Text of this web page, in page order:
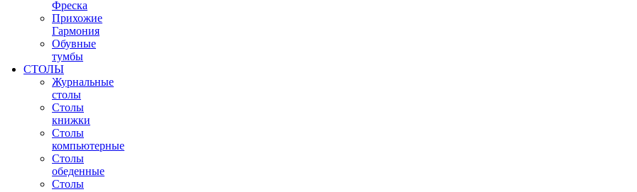
Фреска
Прихожие
Гармония
Обувные
тумбы
СТОЛЫ
Журнальные
столы
Столы
книжки
Столы
компьютерные
Столы
обеденные
Столы